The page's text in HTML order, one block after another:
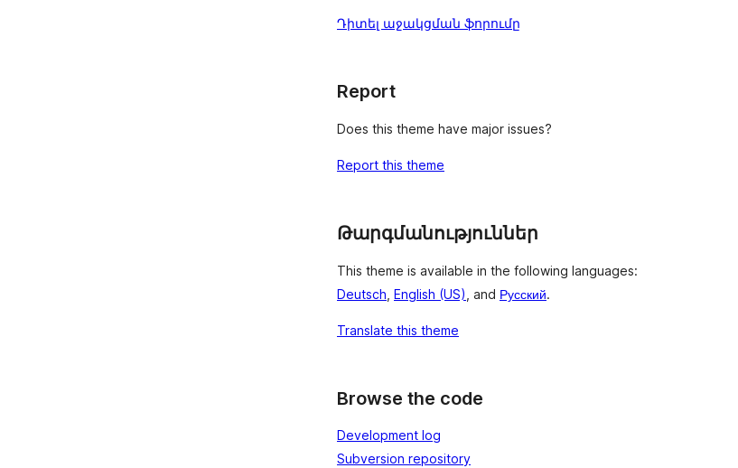
Դիտել աջակցման ֆորումը
Report
Does this theme have major issues?
Report this theme
Թարգմանություններ
This theme is available in the following languages:
Deutsch English (US) , and Русский.
Translate this theme
Browse the code
Development log
Subversion repository